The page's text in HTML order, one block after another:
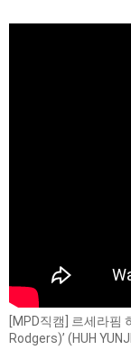
[MPD직캠] 르세라핌
Rodgers)’ (HUH